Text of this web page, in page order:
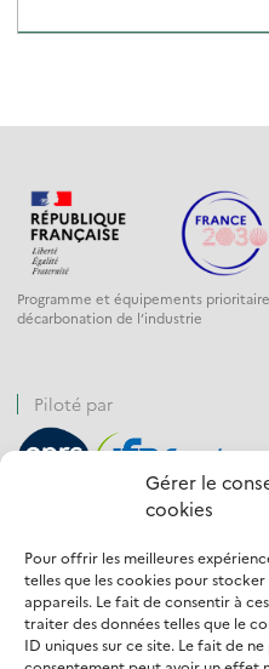
Gérer le
cookies
Pour offrir les meilleures
telles que les cookies pour
appareils. Le fait de consentir à
traiter des données telles que le
ID uniques sur ce site. Le fait de
Programme et équipements
décarbonation de l’industrie
Piloté par
Opéré par